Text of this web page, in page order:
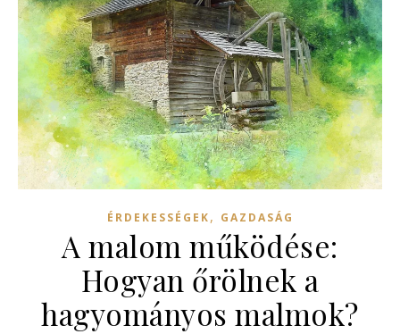
ÉRDEKESSÉGEK, GAZDASÁG
A malom működése:
Hogyan őrölnek a
hagyományos malmok?